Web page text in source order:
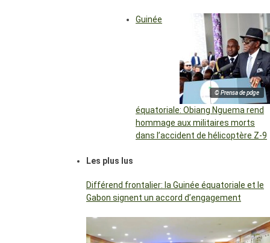
© Prensa de pdge
Guinée
équatoriale: Obiang Nguema rend
hommage aux militaires morts
dans l’accident de hélicoptère Z-9
Les plus lus
Différend frontalier: la Guinée équatoriale et le
Gabon signent un accord d’engagement